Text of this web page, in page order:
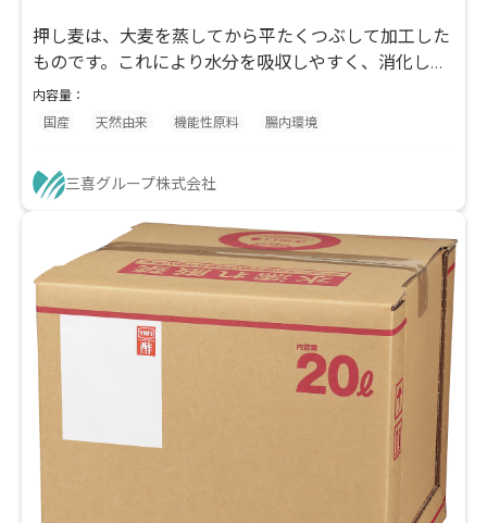
押し麦は、大麦を蒸してから平たくつぶして加工した
ものです。これにより水分を吸収しやすく、消化しや
すくなるため、手軽に食卓に取り入れられます。 当社
は学校給食にも供給しております。 その最大の魅力は
水溶性・不溶性の食物繊維がバランス良く含まれてお
り、腸内環境を整え、便秘改善に効果的です。また、
血糖値の急激な上昇を抑え、コレステロール低下も期
待できるため、生活習慣病予防やダイエットを意識す
る健康志向の方に最適な食材です。プチプチとした食
感も楽しめます。
内容量：
国産
天然由来 機能性原料 腸内環境
三喜グループ株式会社